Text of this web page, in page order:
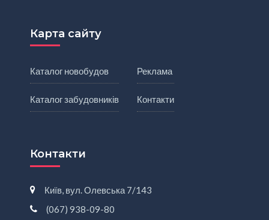
Карта сайту
Каталог новобудов
Каталог забудовників
Реклама
Контакти
Контакти
Київ, вул. Олевська 7/143
(067) 938-09-80